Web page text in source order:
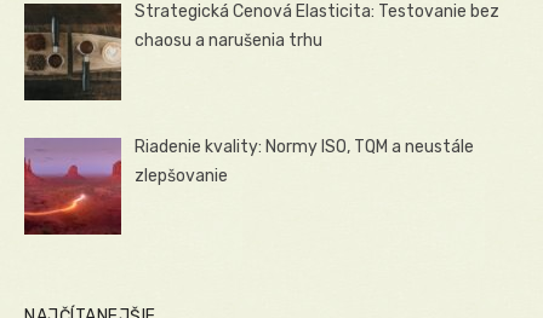
Strategická Cenová Elasticita: Testovanie bez
chaosu a narušenia trhu
Riadenie kvality: Normy ISO, TQM a neustále
zlepšovanie